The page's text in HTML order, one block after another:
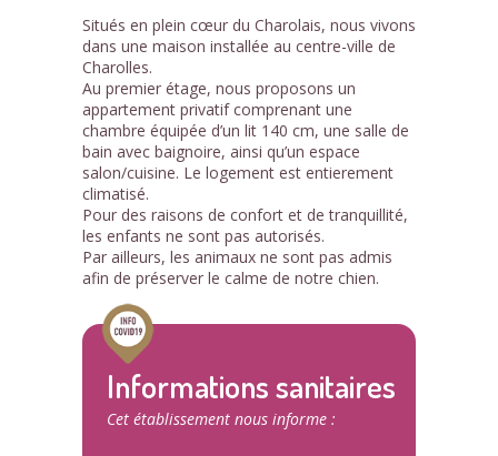
1 /14
Situés en plein cœur du Charolais, nous vivons
dans une maison installée au centre-ville de
Charolles.
Au premier étage, nous proposons un
appartement privatif comprenant une
chambre équipée d’un lit 140 cm, une salle de
bain avec baignoire, ainsi qu’un espace
salon/cuisine. Le logement est entierement
climatisé.
Pour des raisons de confort et de tranquillité,
les enfants ne sont pas autorisés.
Par ailleurs, les animaux ne sont pas admis
afin de préserver le calme de notre chien.
Informations sanitaires
Cet établissement nous informe :